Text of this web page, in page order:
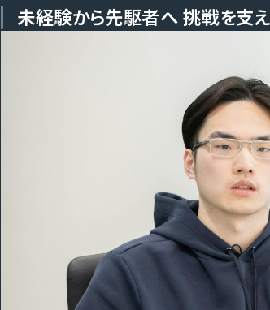
未経験から先駆者へ 挑戦を支